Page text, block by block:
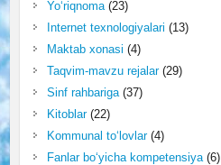
Yo‘riqnoma(23)
Internet texnologiyalari (13)
Maktab xonasi (4)
Taqvim-mavzu rejalar(29)
Sinf rahbariga(37)
Kitoblar(22)
Kommunal to‘lovlar(4)
Fanlar bo‘yicha kompetensiya(6)